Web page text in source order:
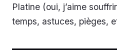
Platine (oui, j’aime
temps, astuces, pièges,